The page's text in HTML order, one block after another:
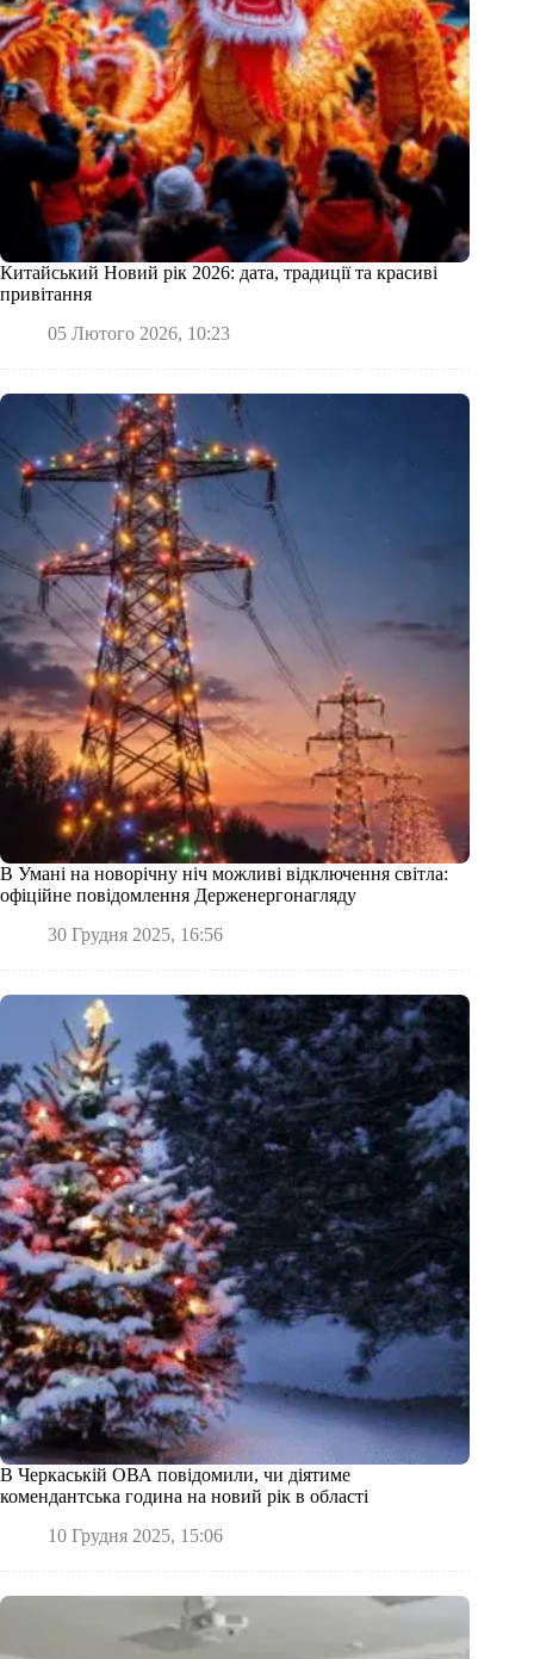
Китайський Новий рік 2026: дата, традиції та красиві
привітання
05 Лютого 2026, 10:23
В Умані на новорічну ніч можливі відключення світла:
офіційне повідомлення Держенергонагляду
30 Грудня 2025, 16:56
В Черкаській ОВА повідомили, чи діятиме
комендантська година на новий рік в області
10 Грудня 2025, 15:06